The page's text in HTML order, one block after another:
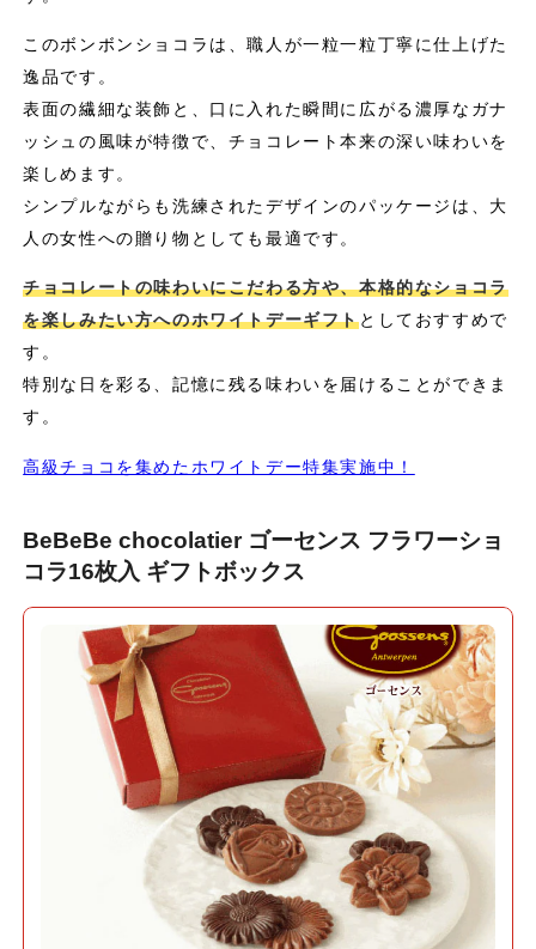
このボンボンショコラは、職人が一粒一粒丁寧に仕上げた
逸品です。
表面の繊細な装飾と、口に入れた瞬間に広がる濃厚なガナ
ッシュの風味が特徴で、チョコレート本来の深い味わいを
楽しめます。
シンプルながらも洗練されたデザインのパッケージは、大
人の女性への贈り物としても最適です。
チョコレートの味わいにこだわる方や、本格的なショコラ
を楽しみたい方へのホワイトデーギフトとしておすすめで
す。
特別な日を彩る、記憶に残る味わいを届けることができま
す。
高級チョコを集めたホワイトデー特集実施中！
BeBeBe chocolatier ゴーセンス フラワーショ
コラ16枚入 ギフトボックス